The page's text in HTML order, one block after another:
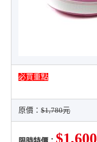
必買重點
原價：$1,780元
$1,600